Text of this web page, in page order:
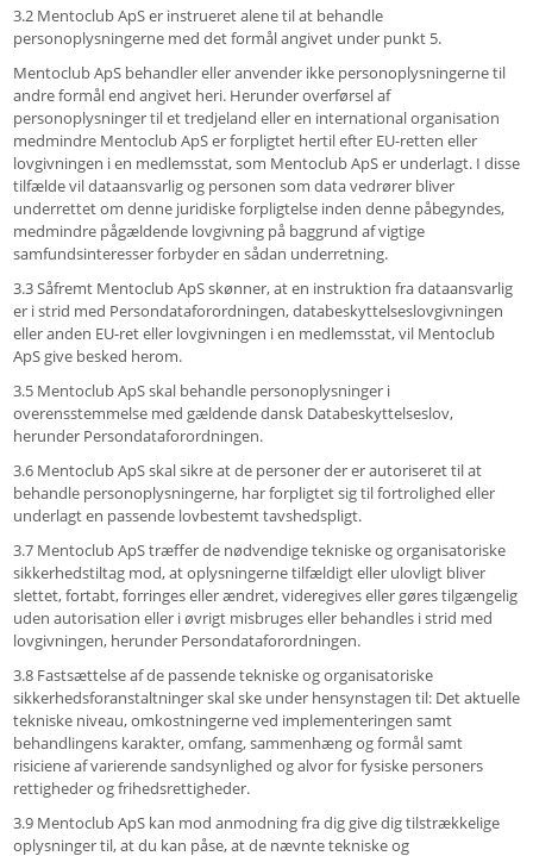
3.2 Mentoclub ApS er instrueret alene til at behandle
personoplysningerne med det formål angivet under punkt 5.
Mentoclub ApS behandler eller anvender ikke personoplysningerne til
andre formål end angivet heri. Herunder overførsel af
personoplysninger til et tredjeland eller en international organisation
medmindre Mentoclub ApS er forpligtet hertil efter EU-retten eller
lovgivningen i en medlemsstat, som Mentoclub ApS er underlagt. I disse
tilfælde vil dataansvarlig og personen som data vedrører bliver
underrettet om denne juridiske forpligtelse inden denne påbegyndes,
medmindre pågældende lovgivning på baggrund af vigtige
samfundsinteresser forbyder en sådan underretning.
3.3 Såfremt Mentoclub ApS skønner, at en instruktion fra dataansvarlig
er i strid med Persondataforordningen, databeskyttelseslovgivningen
eller anden EU-ret eller lovgivningen i en medlemsstat, vil Mentoclub
ApS give besked herom.
3.5 Mentoclub ApS skal behandle personoplysninger i
overensstemmelse med gældende dansk Databeskyttelseslov,
herunder Persondataforordningen.
3.6 Mentoclub ApS skal sikre at de personer der er autoriseret til at
behandle personoplysningerne, har forpligtet sig til fortrolighed eller
underlagt en passende lovbestemt tavshedspligt.
3.7 Mentoclub ApS træffer de nødvendige tekniske og organisatoriske
sikkerhedstiltag mod, at oplysningerne tilfældigt eller ulovligt bliver
slettet, fortabt, forringes eller ændret, videregives eller gøres tilgængelig
uden autorisation eller i øvrigt misbruges eller behandles i strid med
lovgivningen, herunder Persondataforordningen.
3.8 Fastsættelse af de passende tekniske og organisatoriske
sikkerhedsforanstaltninger skal ske under hensynstagen til: Det aktuelle
tekniske niveau, omkostningerne ved implementeringen samt
behandlingens karakter, omfang, sammenhæng og formål samt
risiciene af varierende sandsynlighed og alvor for fysiske personers
rettigheder og frihedsrettigheder.
3.9 Mentoclub ApS kan mod anmodning fra dig give dig tilstrækkelige
oplysninger til, at du kan påse, at de nævnte tekniske og